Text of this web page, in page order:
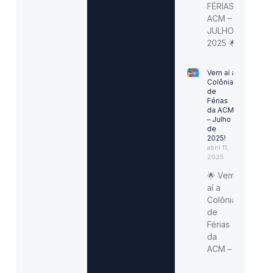
FÉRIAS
ACM –
JULHO
2025 🌟
Vem aí a
Colônia
de
Férias
da ACM
– Julho
de
2025!
abril 11,
2025
🌟 Vem
aí a
Colônia
de
Férias
da
ACM –